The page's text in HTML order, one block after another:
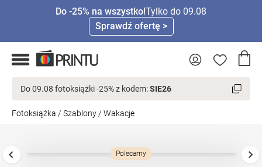
Do -25% na wszystko!Tylko do 09.08
Sprawdź ofertę >
Do 09.08 fotoksiążki -25% z kodem:SIE26
Fotoksiążka / Szablony / Wakacje
Polecamy